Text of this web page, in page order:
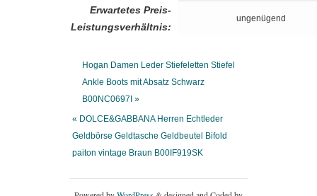
Erwartetes Preis-
Leistungsverhältnis:
ungenügend
Hogan Damen Leder Stiefeletten Stiefel
Ankle Boots mit Absatz Schwarz
B00NC0697I »
« DOLCE&GABBANA Herren Echtleder
Geldbörse Geldtasche Geldbeutel Bifold
paiton vintage Braun B00IF919SK